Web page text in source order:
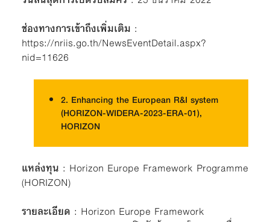
ช่องทางการเข้าถึงเพิ่มเติม :
https://nriis.go.th/NewsEventDetail.aspx?
nid=11626
2. Enhancing the European R&I system
(HORIZON-WIDERA-2023-ERA-01),
HORIZON
แหล่งทุน : Horizon Europe Framework Programme
(HORIZON)
รายละเอียด : Horizon Europe Framework